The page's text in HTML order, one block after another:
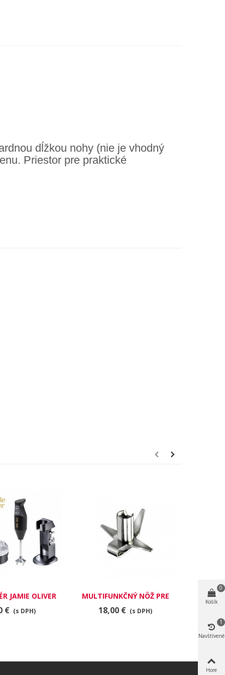
dĺžkou nohy (nie je vhodný
Priestor pre praktické
JAMIE OLIVER
200 W
€ (s DPH)
MULTIFUNKČNÝ NÔŽ PRE
MIXÉR BAMIX
18,00 € (s DPH)
Košík
0
Navštívené
1
Hore